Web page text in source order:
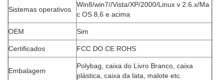
Sistemas operativos
Win8/win7//Vista/XP/2000/Linux v 2.6.x/Ma
c OS 8,6 e acima
OEM Sim
Certificados FCC DO CE ROHS
Embalagem
Polybag, caixa do Livro Branco, caixa
plástica, caixa da lata, malote etc.